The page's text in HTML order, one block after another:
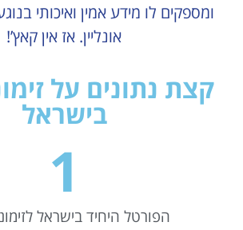
ומספקים לו מידע אמין ואיכותי
אונליין. אז אין קאץ’!
קצת נתונים על
בישראל
הפורטל היחיד בישראל
1